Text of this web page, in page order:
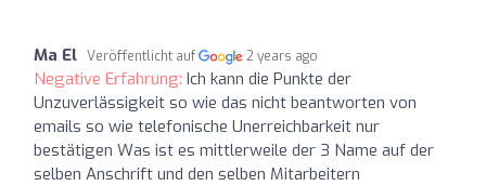
Ma El Veröffentlicht auf 2 years ago
Negative Erfahrung: Ich kann die Punkte der
Unzuverlässigkeit so wie das nicht beantworten von
emails so wie telefonische Unerreichbarkeit nur
bestätigen Was ist es mittlerweile der 3 Name auf der
selben Anschrift und den selben Mitarbeitern